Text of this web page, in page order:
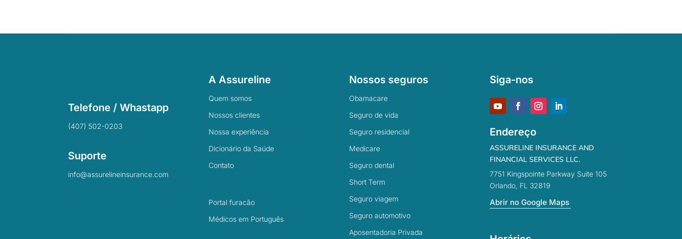
Telefone / Whastapp
(407) 502-0203
Suporte
info@assurelineinsurance.com
A Assureline
Quem somos
Nossos clientes
Nossa experiência
Dicionário da Saúde
Contato
Portal furacão
Médicos em Português
Nossos seguros
Obamacare
Seguro de vida
Seguro residencial
Medicare
Seguro dental
Short Term
Seguro viagem
Seguro automotivo
Aposentadoria Privada
Siga-nos
Endereço
ASSURELINE INSURANCE AND
FINANCIAL SERVICES LLC.
7751 Kingspointe Parkway Suite 105
Orlando, FL 32819
Abrir no Google Maps